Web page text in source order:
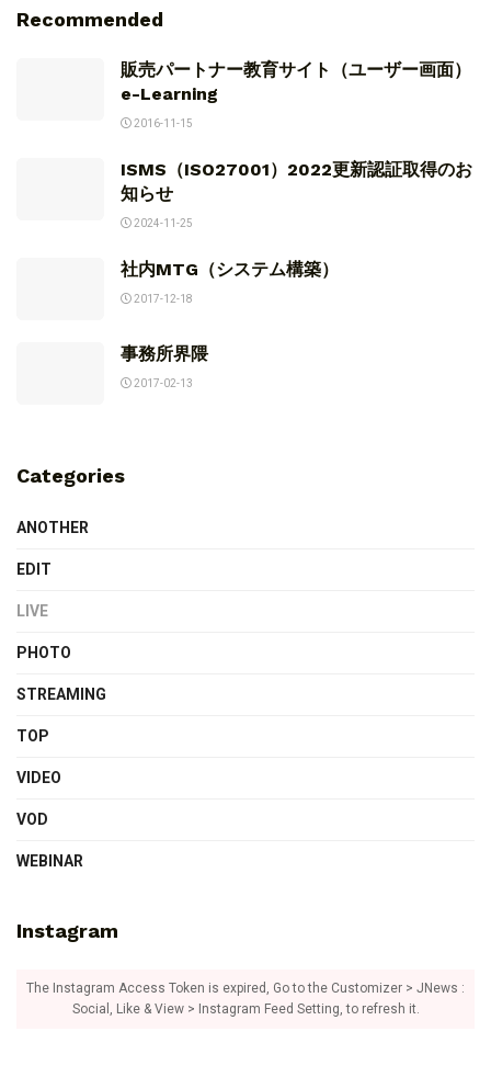
Recommended
販売パートナー教育サイト（ユーザー画面）
e-Learning
2016-11-15
ISMS（ISO27001）2022更新認証取得のお
知らせ
2024-11-25
社内MTG（システム構築）
2017-12-18
事務所界隈
2017-02-13
Categories
ANOTHER
EDIT
LIVE
PHOTO
STREAMING
TOP
VIDEO
VOD
WEBINAR
Instagram
The Instagram Access Token is expired, Go to the Customizer > JNews :
Social, Like & View > Instagram Feed Setting, to refresh it.